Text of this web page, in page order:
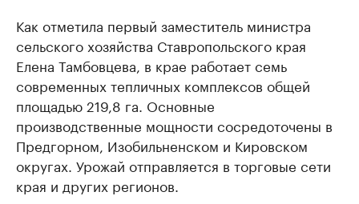
Как отметила первый заместитель министра
сельского хозяйства Ставропольского края
Елена Тамбовцева, в крае работает семь
современных тепличных комплексов общей
площадью 219,8 га. Основные
производственные мощности сосредоточены в
Предгорном, Изобильненском и Кировском
округах. Урожай отправляется в торговые сети
края и других регионов.